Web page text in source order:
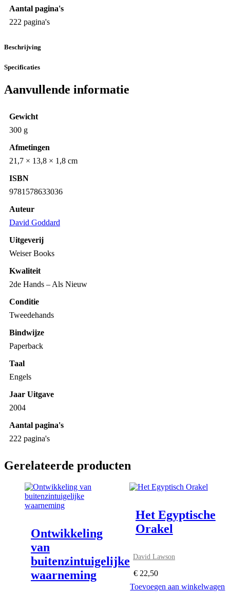
Aantal pagina's
222 pagina's
Beschrijving
Specificaties
Aanvullende informatie
Gewicht
300 g
Afmetingen
21,7 × 13,8 × 1,8 cm
ISBN
9781578633036
Auteur
David Goddard
Uitgeverij
Weiser Books
Kwaliteit
2de Hands – Als Nieuw
Conditie
Tweedehands
Bindwijze
Paperback
Taal
Engels
Jaar Uitgave
2004
Aantal pagina's
222 pagina's
Gerelateerde producten
Ontwikkeling
van
buitenzintuigelijke
waarneming
Het Egyptische
Orakel
David Lawson
€22,50
Toevoegen aan winkelwagen